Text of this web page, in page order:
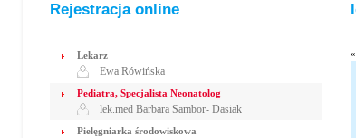
Rejestracja online
Lekarz
Ewa Rówińska
Pediatra, Specjalista Neonatolog
lek.med Barbara Sambor- Dasiak
Pielęgniarka środowiskowa